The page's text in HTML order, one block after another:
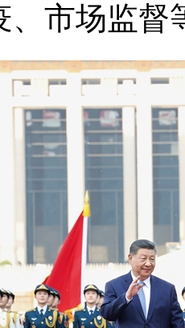
、市场监督